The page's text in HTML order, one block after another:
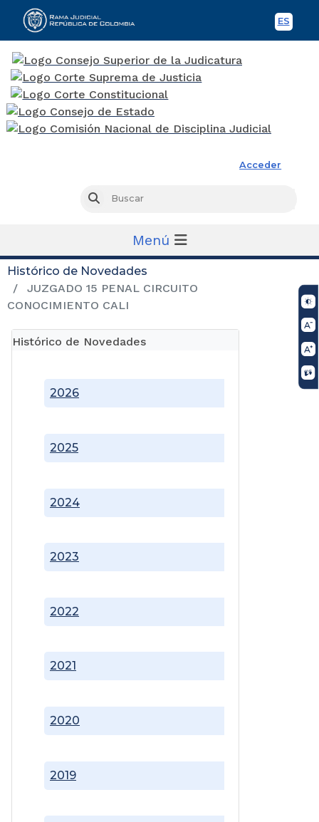
ES
Acceder
Buscar
Menú
Histórico de Novedades
JUZGADO 15 PENAL CIRCUITO
CONOCIMIENTO CALI
Histórico de Novedades
2019
2020
2021
2022
2023
2024
2025
2026